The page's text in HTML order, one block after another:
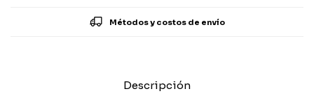
Métodos y costos de envío
Descripción